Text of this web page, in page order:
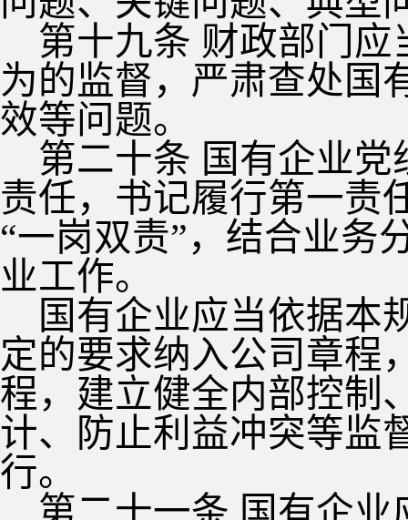
第十九条 财政部门
为的监督，严肃查处国
效等问题。
第二十条 国有企业
责任，书记履行第一责
“一岗双责”，结合业务
业工作。
国有企业应当依据本
定的要求纳入公司章程
程，建立健全内部控制
计、防止利益冲突等监
行。